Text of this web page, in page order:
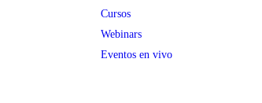
Cursos
Webinars
Eventos en vivo